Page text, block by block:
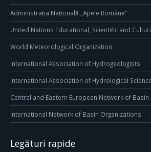
Administrația Națională „Apele Române”
United Nations Educational, Scientific and
World Meteorological Organization
International Association of Hydrogeologists
International Association of Hydrological
Central and Eastern European Network of Basin
International Network of Basin Organizations
Legături rapide